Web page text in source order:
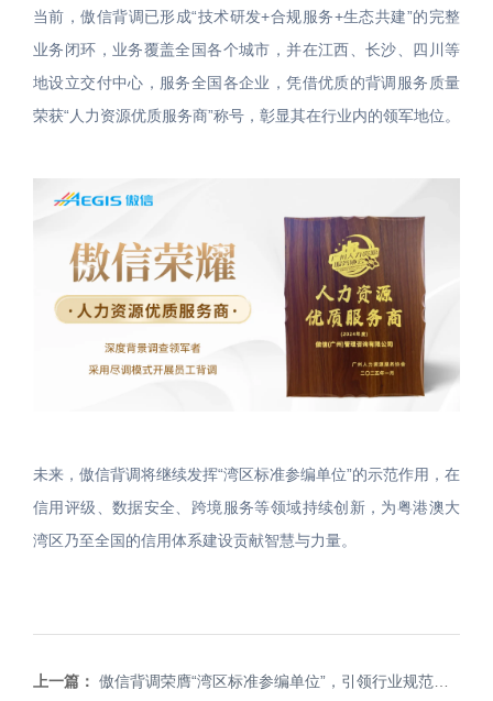
当前，傲信背调已形成“技术研发+合规服务+生态共建”的完整
业务闭环，业务覆盖全国各个城市，并在江西、长沙、四川等
地设立交付中心，服务全国各企业，凭借优质的背调服务质量
荣获“人力资源优质服务商”称号，彰显其在行业内的领军地位。
未来，傲信背调将继续发挥“湾区标准参编单位”的示范作用，在
信用评级、数据安全、跨境服务等领域持续创新，为粤港澳大
湾区乃至全国的信用体系建设贡献智慧与力量。
上一篇： 傲信背调荣膺“湾区标准参编单位”，引领行业规范化发展！